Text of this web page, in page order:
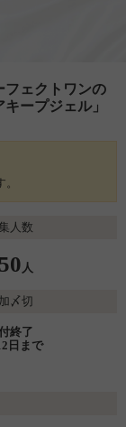
フェクトワンの
ープジェル」
人数
人
〆切
終了
日まで